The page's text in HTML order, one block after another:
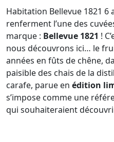
initial
était :
150,00€.
actuel
est :
125,00€.
Habitation Bellevue 1821
renferment l’une des
marque : Bellevue 1821 !
nous découvrons ici… le
années en fûts de chêne,
paisible des chais de la
carafe, parue en édition
s’impose comme une
qui souhaiteraient